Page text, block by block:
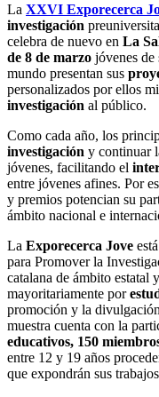
La XXVI Exporecerca
investigación
celebra de nuevo en La
de 8 de marzo jóvenes de
mundo presentan sus
personalizados por ellos
investigación al público.
Como cada año, los
investigación y continuar
jóvenes, facilitando el
entre jóvenes afines. Por
y premios potencian su
ámbito nacional e
La Exporecerca Jove
para Promover la
catalana de ámbito estatal
mayoritariamente por
promoción y la
muestra cuenta con la
educativos, 150
entre 12 y 19 años
que expondrán sus